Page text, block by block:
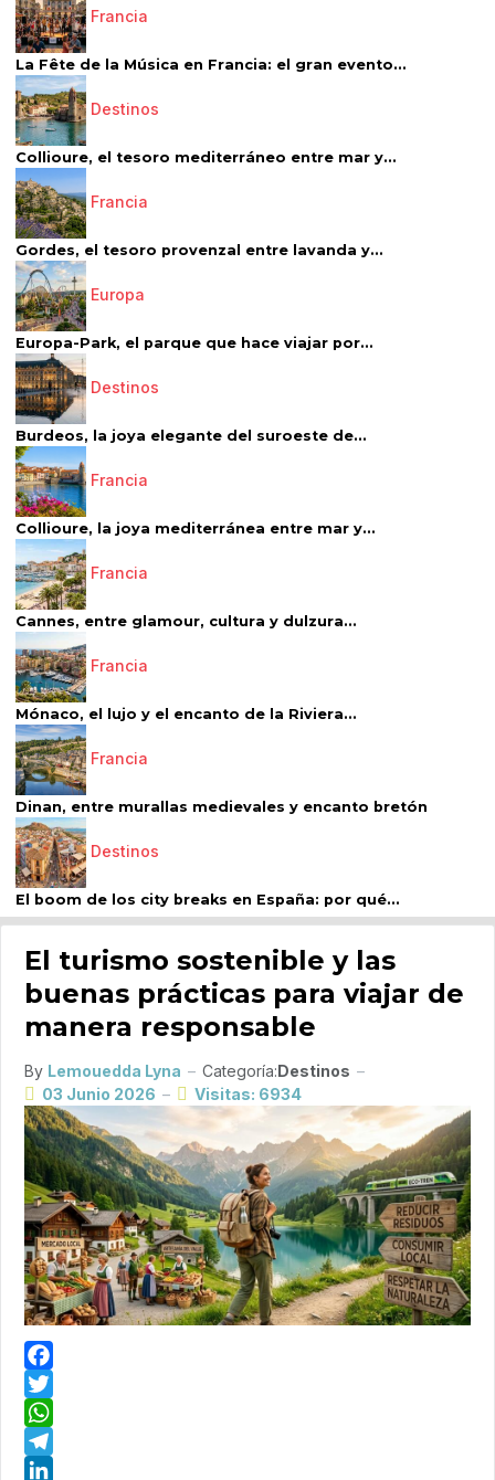
Francia
La Fête de la Música en Francia: el gran evento...
Destinos
Collioure, el tesoro mediterráneo entre mar y...
Francia
Gordes, el tesoro provenzal entre lavanda y...
Europa
Europa-Park, el parque que hace viajar por...
Destinos
Burdeos, la joya elegante del suroeste de...
Francia
Collioure, la joya mediterránea entre mar y...
Francia
Cannes, entre glamour, cultura y dulzura...
Francia
Mónaco, el lujo y el encanto de la Riviera...
Francia
Dinan, entre murallas medievales y encanto bretón
Destinos
El boom de los city breaks en España: por qué...
El turismo sostenible y las
buenas prácticas para viajar de
manera responsable
By Lemouedda Lyna Categoría:Destinos
03 Junio 2026
Visitas: 6934
Facebook
Twitter
WhatsApp
Telegram